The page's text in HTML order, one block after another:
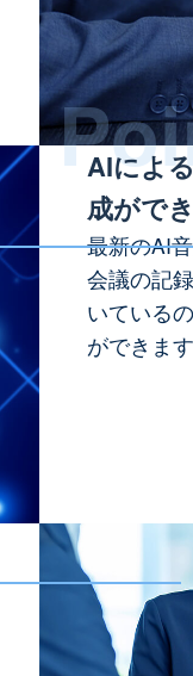
AIによ
成がで
最新のAI
会議の記
いている
ができます